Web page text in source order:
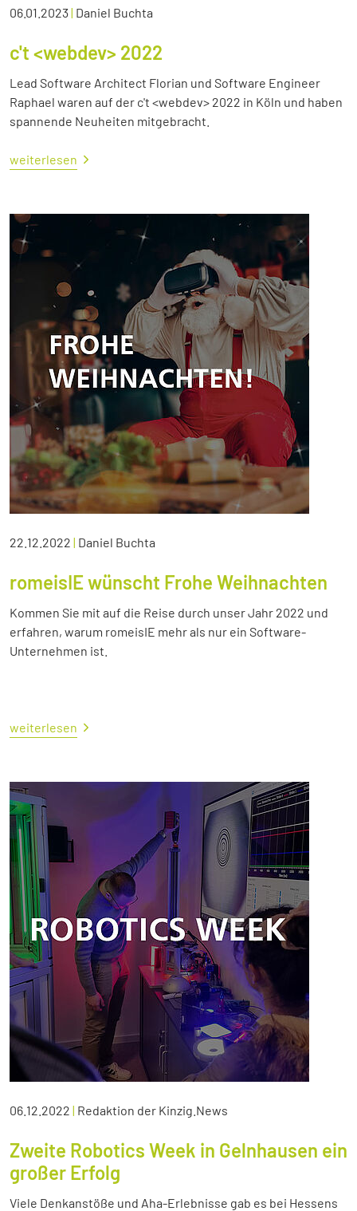
06.01.2023| Daniel Buchta
c't <webdev> 2022
Lead Software Architect Florian und Software Engineer
Raphael waren auf der c't <webdev> 2022 in Köln und haben
spannende Neuheiten mitgebracht.
weiterlesen
22.12.2022 | Daniel Buchta
romeisIE wünscht Frohe Weihnachten
Kommen Sie mit auf die Reise durch unser Jahr 2022 und
erfahren, warum romeisIE mehr als nur ein Software-
Unternehmen ist.
weiterlesen
06.12.2022 | Redaktion der Kinzig.News
Zweite Robotics Week in Gelnhausen ein
großer Erfolg
Viele Denkanstöße und Aha-Erlebnisse gab es bei Hessens